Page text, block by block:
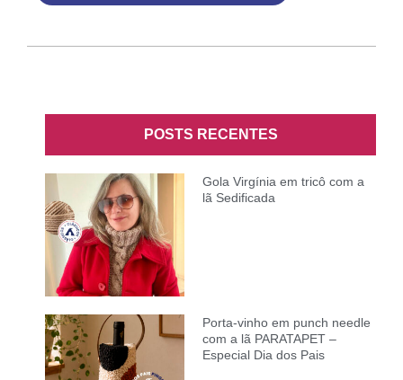
POSTS RECENTES
Gola Virgínia em tricô com a
lã Sedificada
Porta-vinho em punch needle
com a lã PARATAPET –
Especial Dia dos Pais